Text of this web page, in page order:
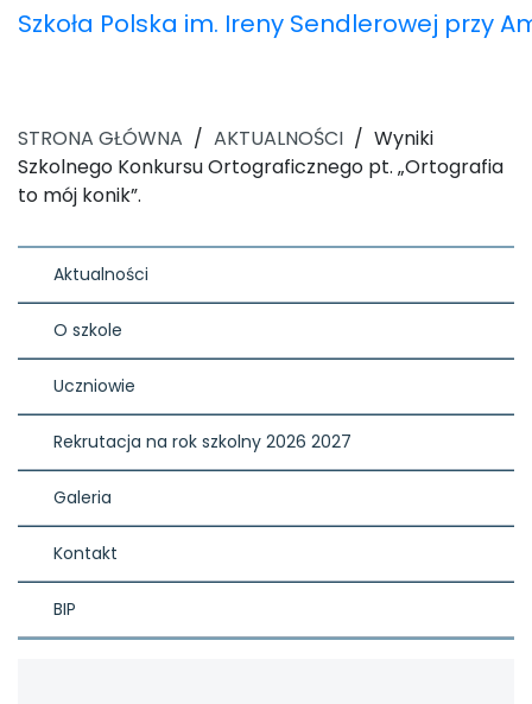
Szkoła Polska im. Ireny Sendlerowej przy
STRONA GŁÓWNA / AKTUALNOŚCI / Wyniki
Szkolnego Konkursu Ortograficznego pt. „Ortografia
to mój konik”.
Aktualności
O szkole
Uczniowie
Rekrutacja na rok szkolny 2026 2027
Galeria
Kontakt
BIP